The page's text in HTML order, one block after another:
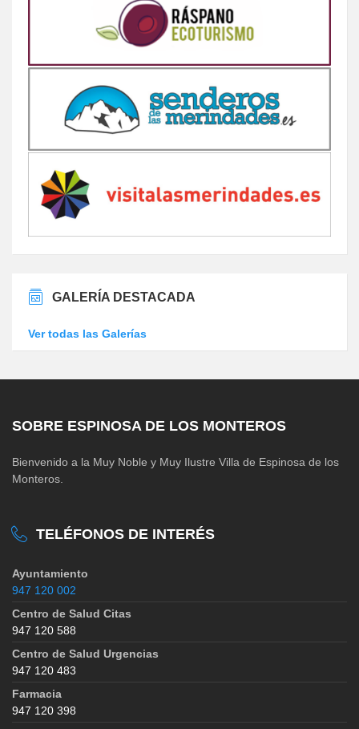
GALERÍA DESTACADA
Ver todas las Galerías
SOBRE ESPINOSA DE LOS MONTEROS
Bienvenido a la Muy Noble y Muy Ilustre Villa de Espinosa de los
Monteros.
TELÉFONOS DE INTERÉS
Ayuntamiento
947 120 002
Centro de Salud Citas
947 120 588
Centro de Salud Urgencias
947 120 483
Farmacia
947 120 398